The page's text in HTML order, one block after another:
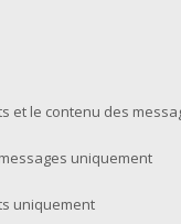
et le contenu des
uniquement
uniquement